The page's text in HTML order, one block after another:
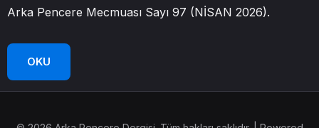
Arka Pencere Mecmuası Sayı 97 (NİSAN 2026).
OKU